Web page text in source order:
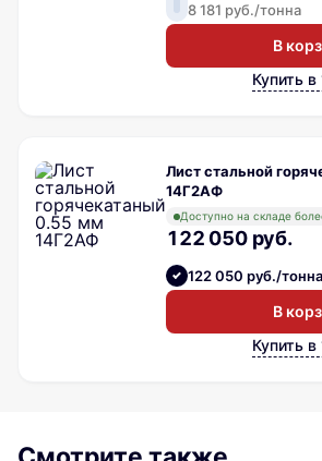
8 181 руб./тонна
В
Купить в
Лист стальной
14Г2АФ
Доступно на складе
122 050 руб.
122 050 руб./тонна
В
Купить в